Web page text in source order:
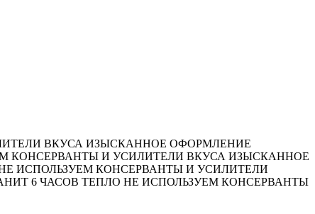
ВКУСА ИЗЫСКАННОЕ ОФОРМЛЕНИЕ
КОНСЕРВАНТЫ И УСИЛИТЕЛИ ВКУСА ИЗЫСКАННОЕ
ИСПОЛЬЗУЕМ КОНСЕРВАНТЫ И УСИЛИТЕЛИ
6 ЧАСОВ ТЕПЛО НЕ ИСПОЛЬЗУЕМ КОНСЕРВАНТЫ